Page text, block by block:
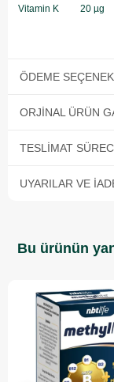
Vitamin K
20 µg
ÖDEME
ORJINAL ÜRÜN
TESLIMAT
UYARILAR VE
Bu ürünün